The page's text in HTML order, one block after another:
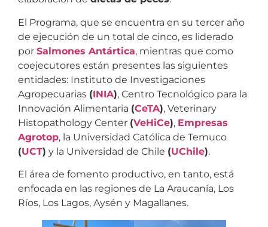
El Programa, que se encuentra en su tercer año
de ejecución de un total de cinco, es liderado
por Salmones Antártica, mientras que como
coejecutores están presentes las siguientes
entidades: Instituto de Investigaciones
Agropecuarias (INIA), Centro Tecnológico para la
Innovación Alimentaria (CeTA), Veterinary
Histopathology Center (VeHiCe), Empresas
Agrotop, la Universidad Católica de Temuco
(UCT) y la Universidad de Chile (UChile).
El área de fomento productivo, en tanto, está
enfocada en las regiones de La Araucanía, Los
Ríos, Los Lagos, Aysén y Magallanes.